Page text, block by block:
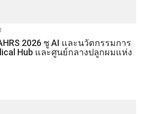
2026 ชู AI และนวัตกรรมการ
Hub และศูนย์กลางปลูกผมแห่ง